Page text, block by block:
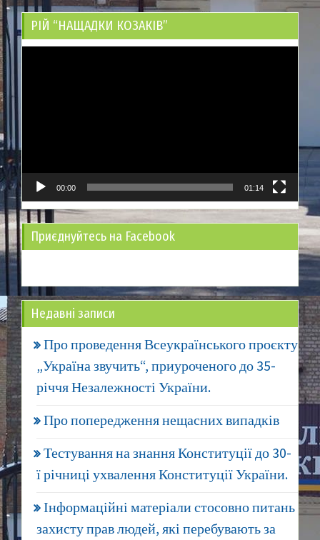
РІЙ “НАЩАДКИ КОЗАКІВ”
00:00 01:14
Приєднуйтесь на Facebook
Недавні записи
Про проведення Всеукраїнського проєкту
„Україна звучить“, приуроченого до 35-
річчя Незалежності України.
Про попередження нещасних випадків
Тестування на знання Конституції до 30-
ї річниці ухвалення Конституції України.
Інформаційні матеріали стосовно питань
захисту прав людей, які перебувають за